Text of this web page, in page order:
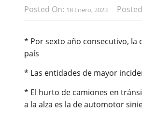
Posted On: 18 Enero, 2023
* Por sexto año consecutivo, la
país
* Las entidades de mayor
* El hurto de camiones en
a la alza es la de automotor